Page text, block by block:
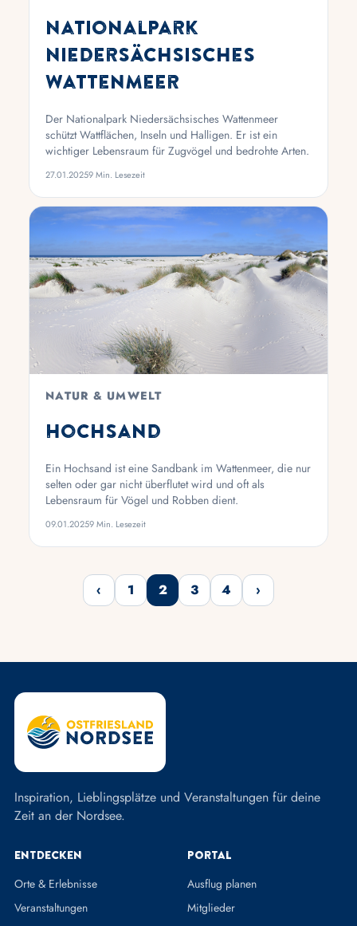
Nationalpark
Niedersächsisches
Wattenmeer
Der Nationalpark Niedersächsisches Wattenmeer
schützt Wattflächen, Inseln und Halligen. Er ist ein
wichtiger Lebensraum für Zugvögel und bedrohte Arten.
27.01.20259 Min. Lesezeit
NATUR & UMWELT
Hochsand
Ein Hochsand ist eine Sandbank im Wattenmeer, die nur
selten oder gar nicht überflutet wird und oft als
Lebensraum für Vögel und Robben dient.
09.01.20259 Min. Lesezeit
‹Zurück
1 2 3 4 Weiter
›
Inspiration, Lieblingsplätze und Veranstaltungen für deine
Zeit an der Nordsee.
Entdecken
Orte & Erlebnisse
Veranstaltungen
Portal
Ausflug planen
Mitglieder